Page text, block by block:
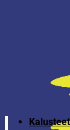
Kalusteet